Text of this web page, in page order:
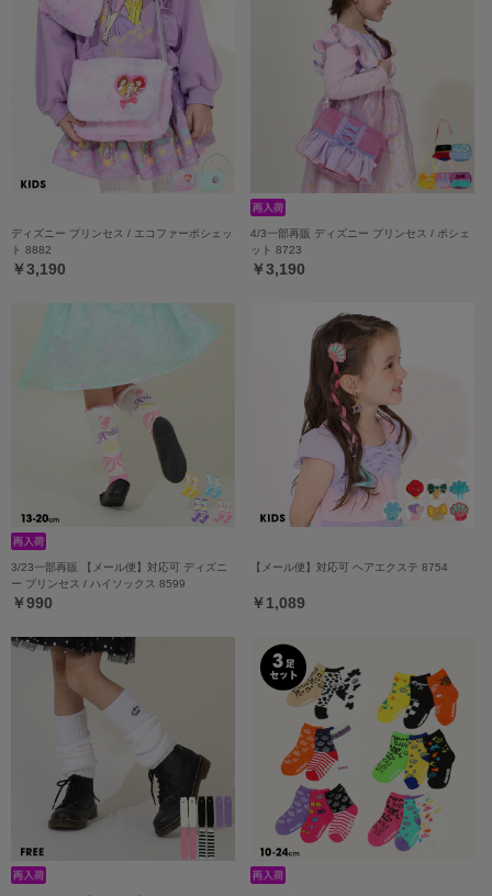
ディズニー プリンセス / エコファーポシェッ
ト 8882
￥3,190
4/3一部再販 ディズニー プリンセス / ポシェ
ット 8723
￥3,190
3/23一部再販 【メール便】対応可 ディズニ
ー プリンセス / ハイソックス 8599
￥990
【メール便】対応可 ヘアエクステ 8754
￥1,089